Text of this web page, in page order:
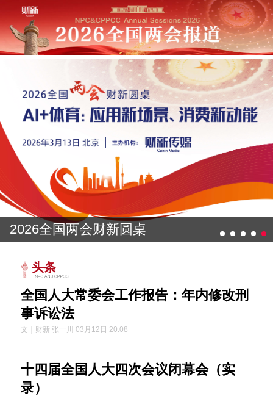
2026全国两会财新圆桌
头条
全国人大常委会工作报告：年内修改刑
事诉讼法
文｜财新 张一川 03月12日 20:08
十四届全国人大四次会议闭幕会（实
录）